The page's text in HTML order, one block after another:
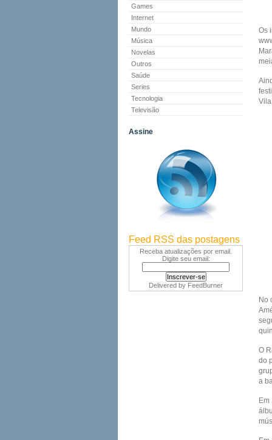
Games
Internet
Mundo
Música
Novelas
Outros
Saúde
Series
Tecnologia
Televisão
Assine
Feed RSS das postagens
Receba atualizações por email.
Digite seu email:
Delivered by FeedBurner
Os
No
O
do
a